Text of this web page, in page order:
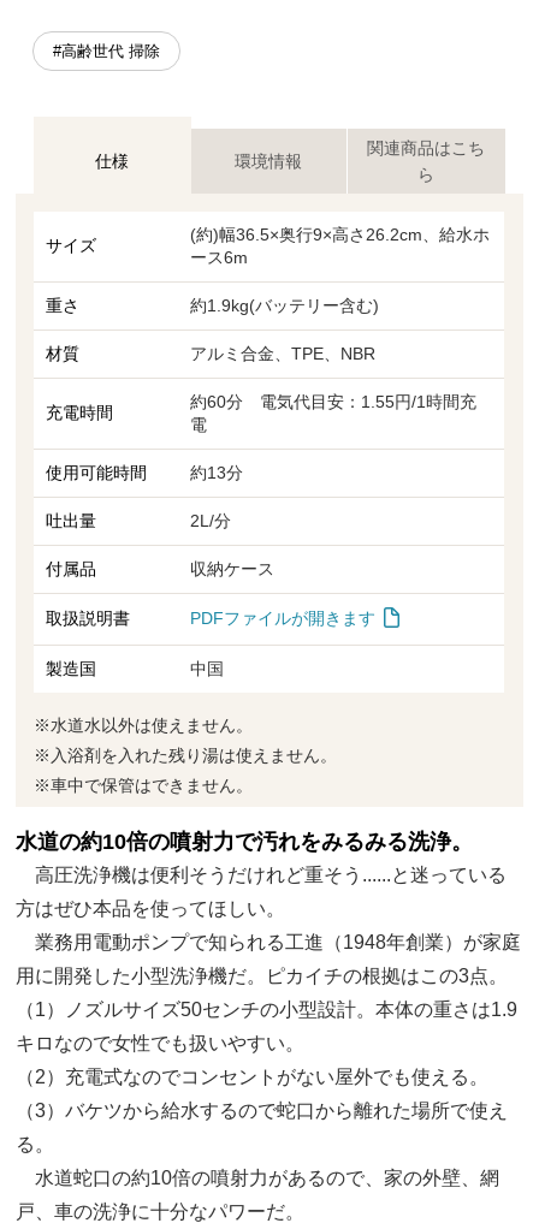
#高齢世代 掃除
仕様 環境情報
関連商品はこち
ら
サイズ
(約)幅36.5×奥行9×高さ26.2cm、給水ホ
ース6m
重さ 約1.9kg(バッテリー含む)
材質 アルミ合金、TPE、NBR
充電時間
約60分 電気代目安：1.55円/1時間充
電
使用可能時間 約13分
吐出量 2L/分
付属品 収納ケース
取扱説明書 PDFファイルが開きます
製造国 中国
※水道水以外は使えません。
※入浴剤を入れた残り湯は使えません。
※車中で保管はできません。
水道の約10倍の噴射力で汚れをみるみる洗浄。
高圧洗浄機は便利そうだけれど重そう......と迷っている
方はぜひ本品を使ってほしい。
業務用電動ポンプで知られる工進（1948年創業）が家庭
用に開発した小型洗浄機だ。ピカイチの根拠はこの3点。
（1）ノズルサイズ50センチの小型設計。本体の重さは1.9
キロなので女性でも扱いやすい。
（2）充電式なのでコンセントがない屋外でも使える。
（3）バケツから給水するので蛇口から離れた場所で使え
る。
水道蛇口の約10倍の噴射力があるので、家の外壁、網
戸、車の洗浄に十分なパワーだ。